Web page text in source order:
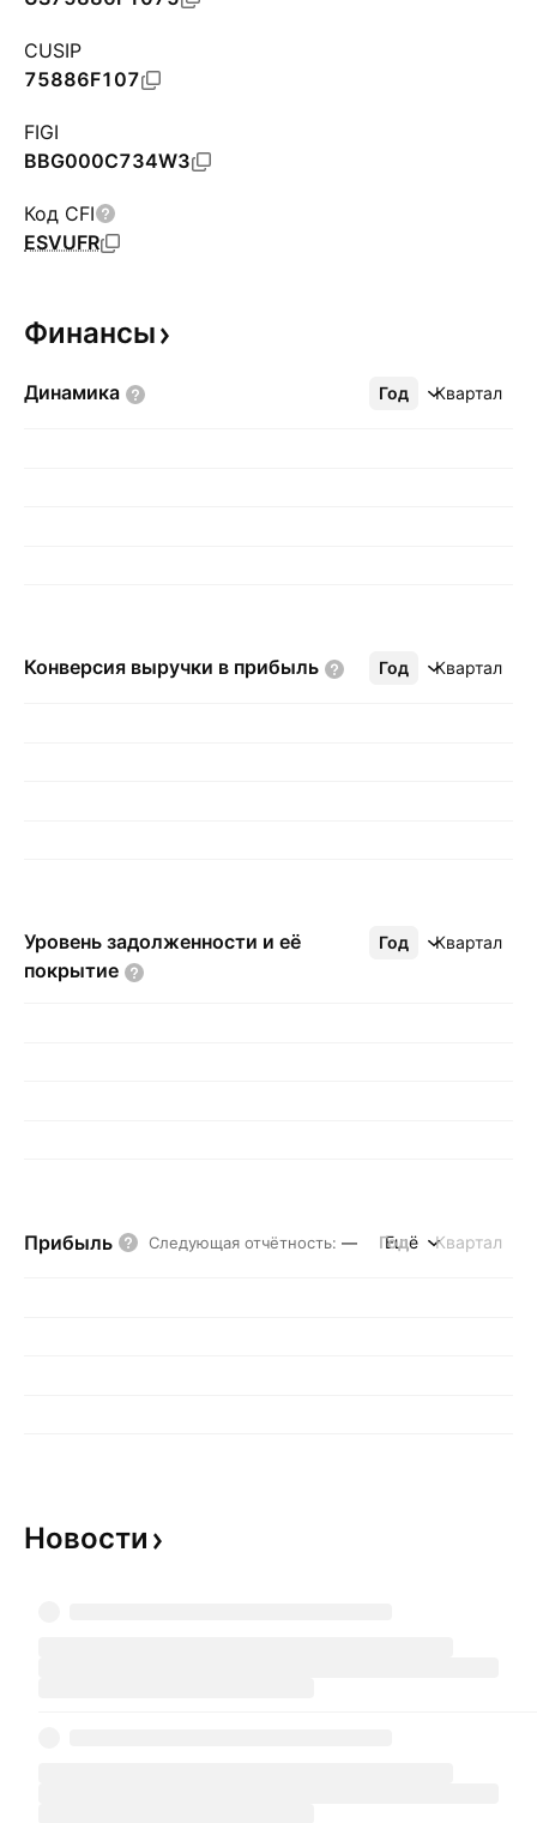
CUSIP
75886F107
FIGI
BBG000C734W3
Код CFI
ESVUFR
Финансы
Динамика Год Квартал
Ещё
Конверсия выручки в прибыль Год Квартал
Ещё
Уровень задолженности и её
покрытие
Год Квартал
Ещё
Прибыль Следующая отчётность: — Год Квартал
Ещё
Новости